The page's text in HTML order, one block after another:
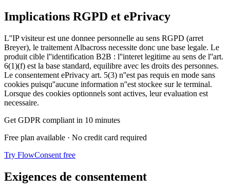
Implications RGPD et ePrivacy
L''IP visiteur est une donnee personnelle au sens RGPD (arret
Breyer), le traitement Albacross necessite donc une base legale. Le
produit cible l''identification B2B : l''interet legitime au sens de l''art.
6(1)(f) est la base standard, equilibre avec les droits des personnes.
Le consentement ePrivacy art. 5(3) n''est pas requis en mode sans
cookies puisqu''aucune information n''est stockee sur le terminal.
Lorsque des cookies optionnels sont actives, leur evaluation est
necessaire.
Get GDPR compliant in 10 minutes
Free plan available · No credit card required
Try FlowConsent free
Exigences de consentement